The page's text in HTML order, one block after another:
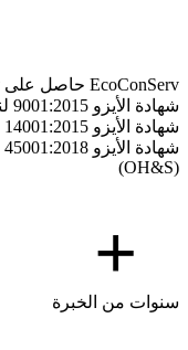
EcoConServ حاصل على ثلاث شهادات ISO كالتالي:
شهادة الأيزو 9001:2015 لنظام إدارة الجودة
شهادة الأيزو 14001:2015 لنظام الإدارة البيئية
(OH&S)
+
سنوات من الخبرة